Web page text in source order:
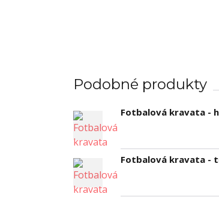
Podobné produkty
Fotbalová kravata -
Fotbalová kravata -